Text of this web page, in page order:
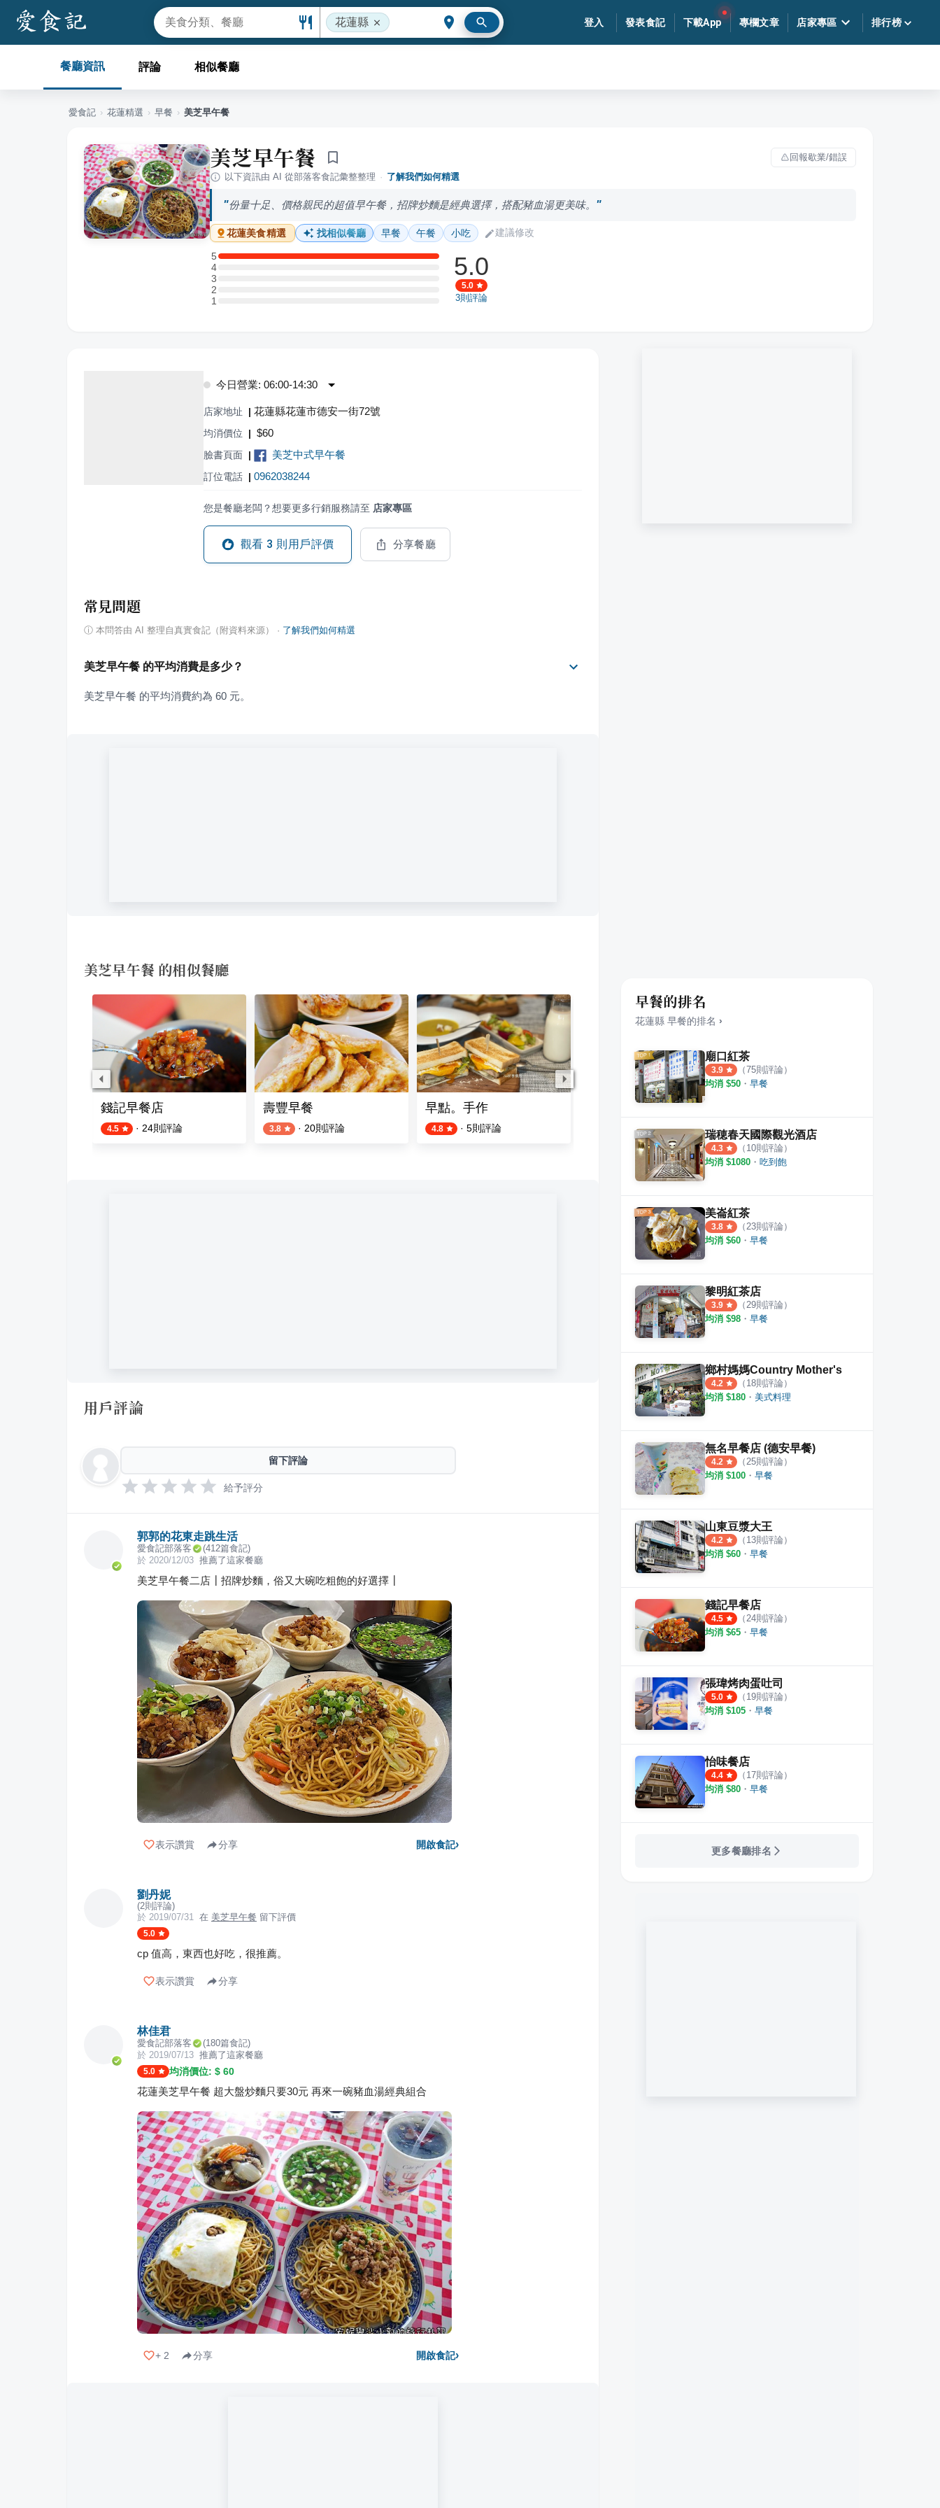
花蓮縣 登入 發表食記 下載App 專欄文章 店家專區 排行榜
餐廳資訊 評論 相似餐廳
愛食記 › 花蓮精選 › 早餐 › 美芝早午餐
美芝早午餐
回報歇業/錯誤
以下資訊由 AI 從部落客食記彙整整理 · 了解我們如何精選
份量十足、價格親民的超值早午餐，招牌炒麵是經典選擇，搭配豬血湯更美味。
花蓮美食精選 找相似餐廳 早餐 午餐 小吃 建議修改
5
5 星：2 則評論
4
4 星：0 則評論
3
3 星：0 則評論
2
2 星：0 則評論
11 星：0 則評論
5.0
5.0
3則評論
今日營業: 06:00-14:30
店家地址 | 花蓮縣花蓮市德安一街72號
均消價位 | $60
臉書頁面 | 美芝中式早午餐
訂位電話 | 0962038244
您是餐廳老闆？想要更多行銷服務請至 店家專區
觀看 3 則用戶評價 分享餐廳
常見問題
ⓘ 本問答由 AI 整理自真實食記（附資料來源） · 了解我們如何精選
美芝早午餐 的平均消費是多少？
美芝早午餐 的平均消費約為 60 元。
美芝早午餐 的相似餐廳
錢記早餐店
4.5 · 24則評論
壽豐早餐
3.8 · 20則評論
早點。手作
4.8 · 5則評論 13則評論 4.2 ·25則評論
用戶評論
留下評論
給予評分
郭郭的花東走跳生活
愛食記部落客 (412篇食記)
於 2020/12/03 推薦了這家餐廳
美芝早午餐二店┃招牌炒麵，俗又大碗吃粗飽的好選擇┃
表示讚賞 分享 開啟食記›
劉丹妮
(2則評論)
於 2019/07/31 在 美芝早午餐 留下評價
5.0
cp 值高，東西也好吃，很推薦。
表示讚賞 分享
林佳君
愛食記部落客 (180篇食記)
於 2019/07/13 推薦了這家餐廳
5.0 均消價位: $ 60
花蓮美芝早午餐 超大盤炒麵只要30元 再來一碗豬血湯經典組合
+ 2 分享 開啟食記›
早餐的排名
花蓮縣 早餐的排名 ›
廟口紅茶
3.9 （75則評論）
均消 $50 ・ 早餐
瑞穂春天國際觀光酒店
4.3 （ 10則評論）
均消 $1080 ・ 吃到飽
美崙紅茶
3.8 （ 23則評論）
均消 $60 ・ 早餐
黎明紅茶店
3.9 （ 29則評論）
均消 $98 ・ 早餐
鄉村媽媽Country Mother's
4.2 （ 18則評論）
均消 $180 ・ 美式料理
無名早餐店 (德安早餐)
4.2 （ 25則評論）
均消 $100 ・ 早餐
山東豆漿大王
4.2 （ 13則評論）
均消 $60 ・ 早餐
錢記早餐店
4.5 （ 24則評論）
均消 $65 ・ 早餐
張瑋烤肉蛋吐司
5.0 （ 19則評論）
均消 $105 ・ 早餐
怡味餐店
4.4 （ 17則評論）
均消 $80 ・ 早餐
更多餐廳排名